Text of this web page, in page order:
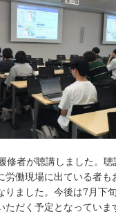
修者が聴講しました。聴
労働現場に出ている者も
りました。今後は7月下
だく予定となっていま